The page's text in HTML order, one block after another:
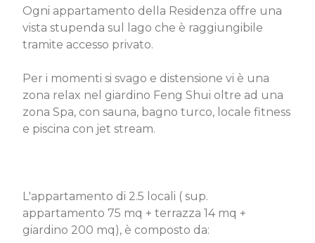
Ogni appartamento della Residenza offre una
vista stupenda sul lago che è raggiungibile
tramite accesso privato.
Per i momenti si svago e distensione vi è una
zona relax nel giardino Feng Shui oltre ad una
zona Spa, con sauna, bagno turco, locale fitness
e piscina con jet stream.
L'appartamento di 2.5 locali ( sup.
appartamento 75 mq + terrazza 14 mq +
giardino 200 mq), è composto da: